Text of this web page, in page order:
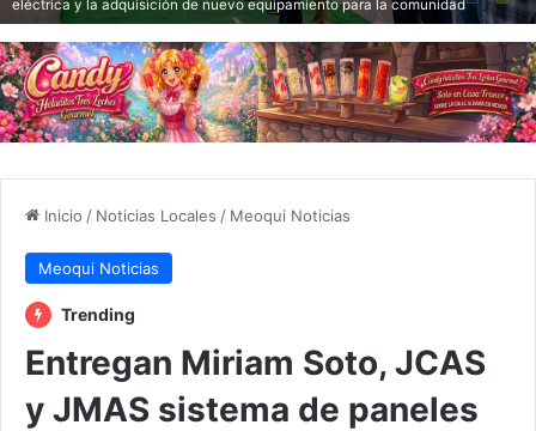
eléctrica y la adquisición de nuevo equipamiento para la comunidad
Inicio / Noticias Locales / Meoqui Noticias
Meoqui Noticias
Trending
Entregan Miriam Soto, JCAS
y JMAS sistema de paneles